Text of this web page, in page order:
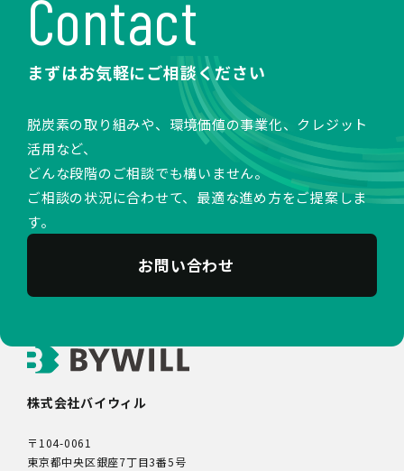
Contact
まずはお気軽にご相談ください
脱炭素の取り組みや、環境価値の事業化、クレジット
活用など、
どんな段階のご相談でも構いません。
ご相談の状況に合わせて、最適な進め方をご提案しま
す。
お問い合わせ
株式会社バイウィル
〒104-0061
東京都中央区銀座7丁目3番5号